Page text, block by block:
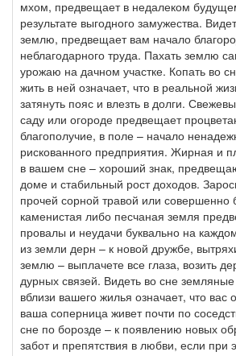
мхом, предвещает в недалеком
результате выгодного замужества.
землю, предвещает вам начало
неблагодарного труда. Пахать землю
урожаю на дачном участке. Копать во
жить в ней означает, что в реальной
затянуть пояс и влезть в долги.
саду или огороде предвещает
благополучие, в поле – начало
рискованного предприятия. Жирная и
в вашем сне – хороший знак,
доме и стабильный рост доходов.
прочей сорной травой или совершенно
каменистая либо песчаная земля
провалы и неудачи буквально на
из земли дерн – к новой дружбе,
землю – выплачете все глаза, возить
дурных связей. Видеть во сне
вблизи вашего жилья означает, что вас
ваша соперница живет почти по
сне по борозде – к появлению новых
забот и препятствия в любви, если при